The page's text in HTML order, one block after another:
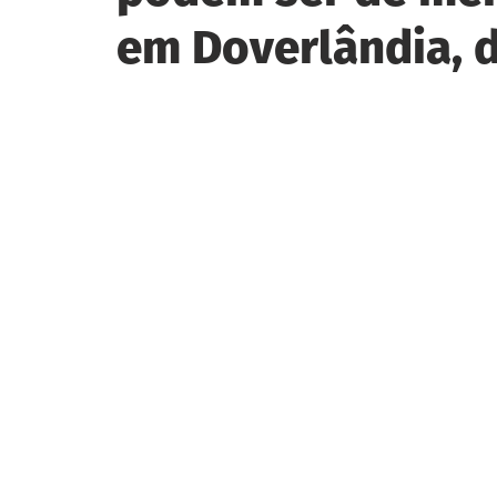
em Doverlândia,